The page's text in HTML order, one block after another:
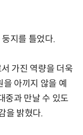
지를 틀었다.
가진 역량을 더욱
아끼지 않을 예
중과 만날 수 있도
을 밝혔다.